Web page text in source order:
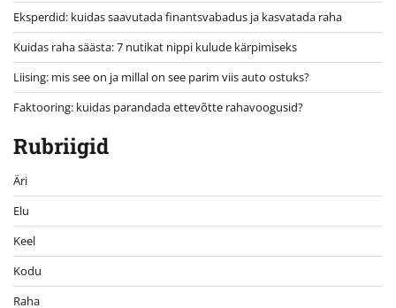
Eksperdid: kuidas saavutada finantsvabadus ja kasvatada raha
Kuidas raha säästa: 7 nutikat nippi kulude kärpimiseks
Liising: mis see on ja millal on see parim viis auto ostuks?
Faktooring: kuidas parandada ettevõtte rahavoogusid?
Rubriigid
Äri
Elu
Keel
Kodu
Raha